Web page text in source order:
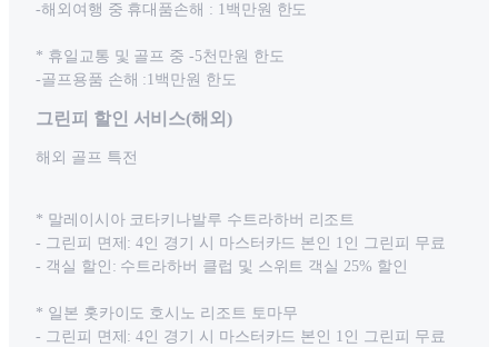
-해외여행 중 휴대품손해 : 1백만원 한도
* 휴일교통 및 골프 중 -5천만원 한도
-골프용품 손해 :1백만원 한도
그린피 할인 서비스(해외)
해외 골프 특전
* 말레이시아 코타키나발루 수트라하버 리조트
- 그린피 면제: 4인 경기 시 마스터카드 본인 1인 그린피 무료
- 객실 할인: 수트라하버 클럽 및 스위트 객실 25% 할인
* 일본 홋카이도 호시노 리조트 토마무
- 그린피 면제: 4인 경기 시 마스터카드 본인 1인 그린피 무료